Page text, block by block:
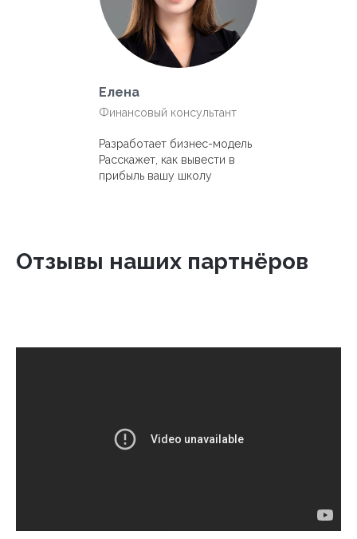
Елена
Финансовый консультант
Разработает бизнес-модель
Расскажет, как вывести в
прибыль вашу школу
Отзывы наших партнёров